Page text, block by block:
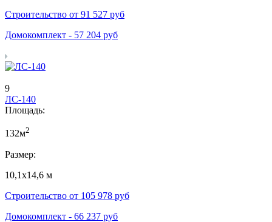
Строительство от 91 527 руб
Домокомплект - 57 204 руб
9
ЛС-140
Площадь:
132м2
Размер:
10,1х14,6 м
Строительство от 105 978 руб
Домокомплект - 66 237 руб